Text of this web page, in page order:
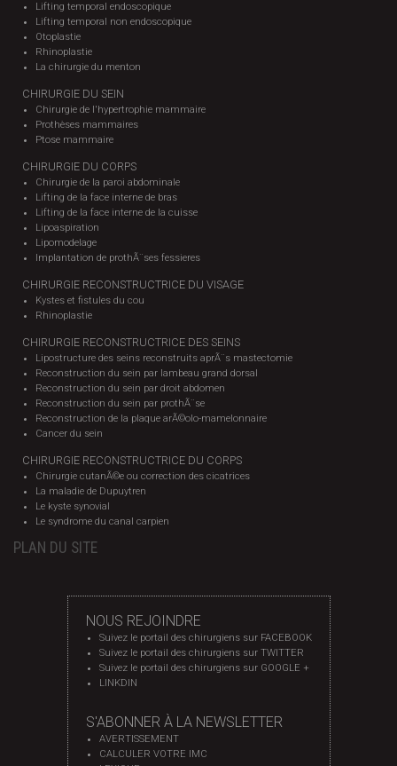
Lifting temporal endoscopique
Lifting temporal non endoscopique
Otoplastie
Rhinoplastie
La chirurgie du menton
CHIRURGIE DU SEIN
Chirurgie de l'hypertrophie mammaire
Prothèses mammaires
Ptose mammaire
CHIRURGIE DU CORPS
Chirurgie de la paroi abdominale
Lifting de la face interne de bras
Lifting de la face interne de la cuisse
Lipoaspiration
Lipomodelage
Implantation de prothÃ¨ses fessieres
CHIRURGIE RECONSTRUCTRICE DU VISAGE
Kystes et fistules du cou
Rhinoplastie
CHIRURGIE RECONSTRUCTRICE DES SEINS
Lipostructure des seins reconstruits aprÃ¨s mastectomie
Reconstruction du sein par lambeau grand dorsal
Reconstruction du sein par droit abdomen
Reconstruction du sein par prothÃ¨se
Reconstruction de la plaque arÃ©olo-mamelonnaire
Cancer du sein
CHIRURGIE RECONSTRUCTRICE DU CORPS
Chirurgie cutanÃ©e ou correction des cicatrices
La maladie de Dupuytren
Le kyste synovial
Le syndrome du canal carpien
PLAN DU SITE
NOUS REJOINDRE
Suivez le portail des chirurgiens sur FACEBOOK
Suivez le portail des chirurgiens sur TWITTER
Suivez le portail des chirurgiens sur GOOGLE +
LINKDIN
S'ABONNER À LA NEWSLETTER
AVERTISSEMENT
CALCULER VOTRE IMC